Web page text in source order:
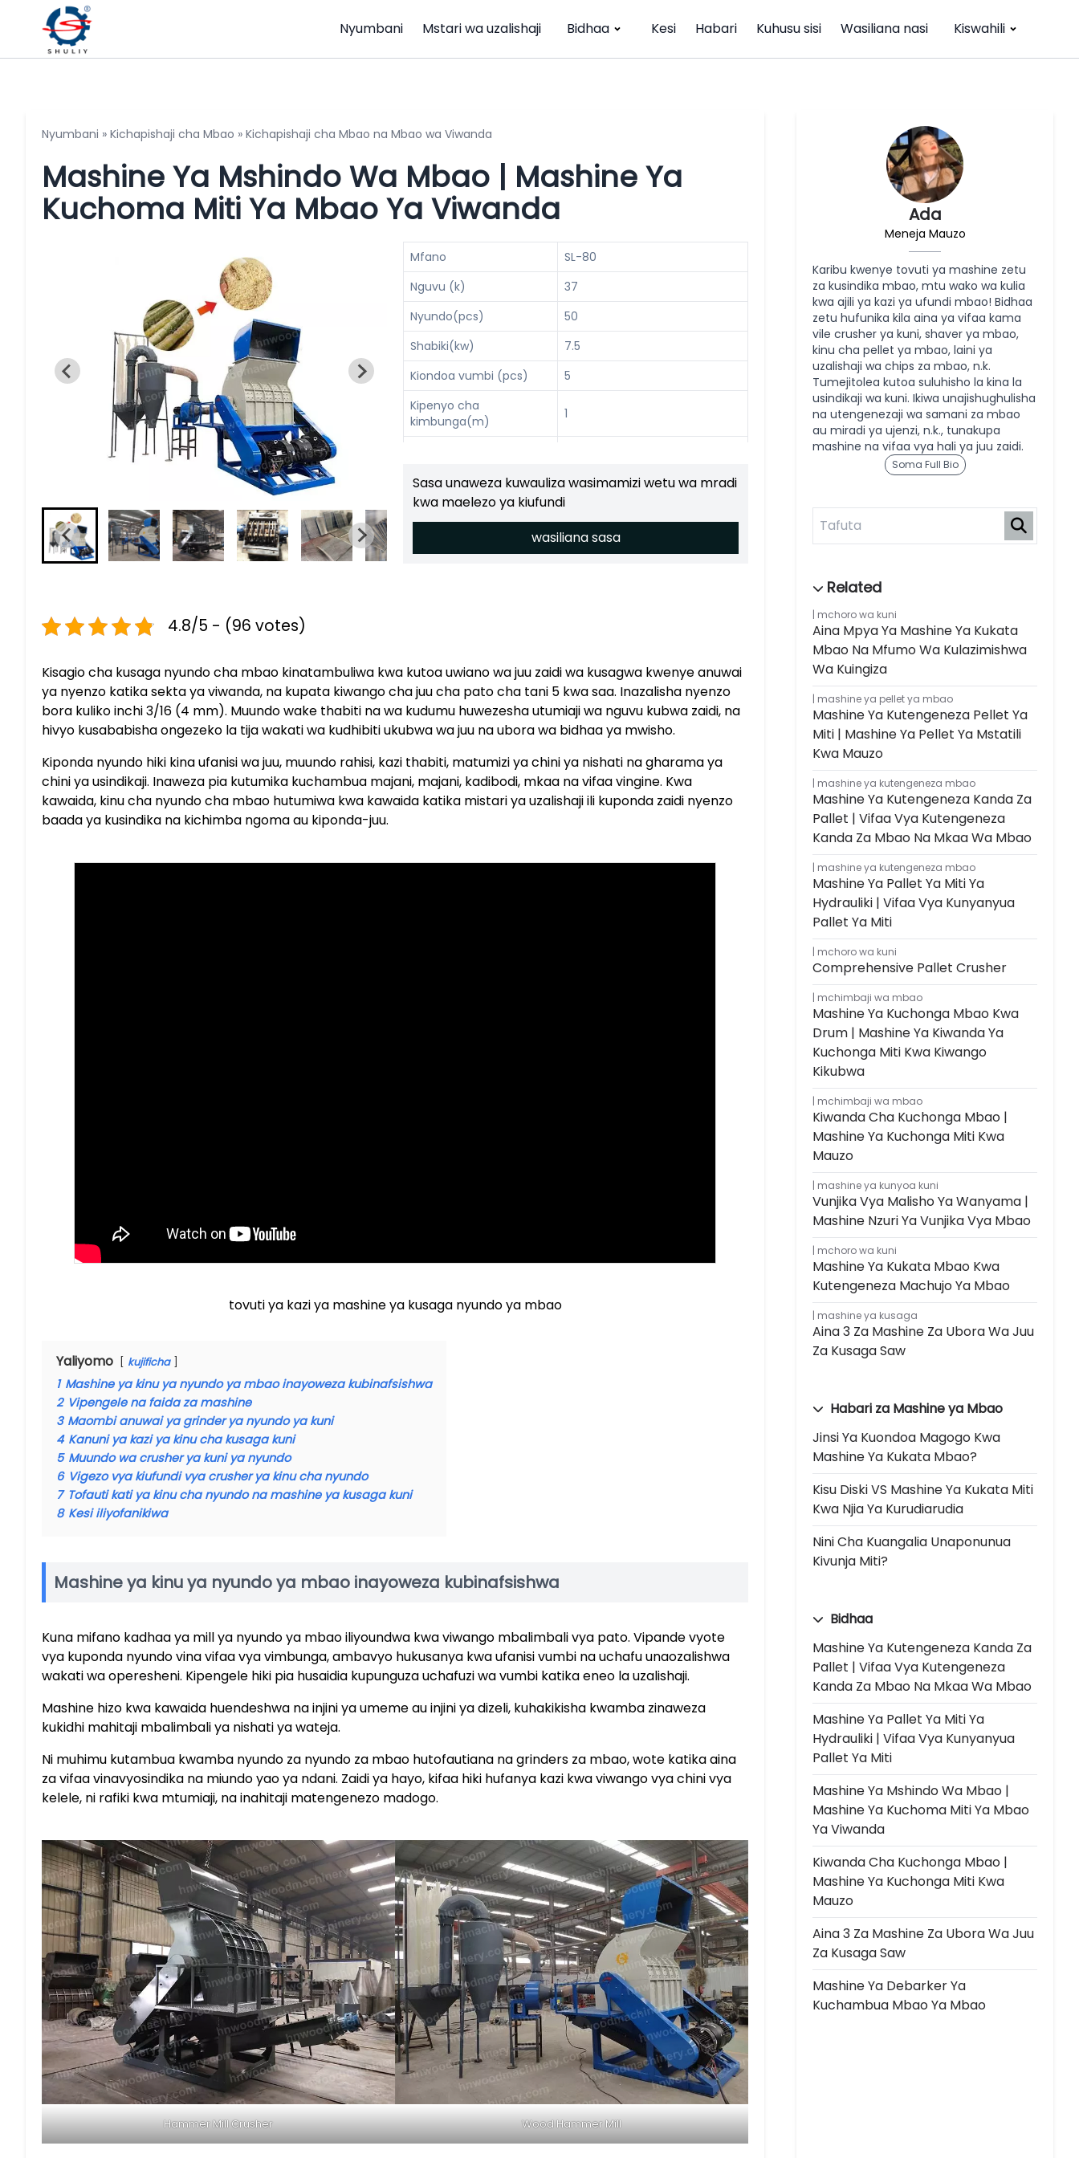
Nyumbani Mstari wa uzalishaji Bidhaa Kesi Habari Kuhusu sisi Wasiliana nasi Kiswahili
Nyumbani » Kichapishaji cha Mbao » Kichapishaji cha Mbao na Mbao wa Viwanda
Mashine Ya Mshindo Wa Mbao | Mashine Ya
Kuchoma Miti Ya Mbao Ya Viwanda
Mfano
SL-80
Nguvu (k)
37
Nyundo(pcs)
50
Shabiki(kw)
7.5
Kiondoa vumbi (pcs)
5
Kipenyo cha
kimbunga(m)
1
Sasa unaweza kuwauliza wasimamizi wetu wa mradi
kwa maelezo ya kiufundi
wasiliana sasa
4.8/5 - (96 votes)
Kisagio cha kusaga nyundo cha mbao kinatambuliwa kwa kutoa uwiano wa juu zaidi wa kusagwa kwenye anuwai
ya nyenzo katika sekta ya viwanda, na kupata kiwango cha juu cha pato cha tani 5 kwa saa. Inazalisha nyenzo
bora kuliko inchi 3/16 (4 mm). Muundo wake thabiti na wa kudumu huwezesha utumiaji wa nguvu kubwa zaidi, na
hivyo kusababisha ongezeko la tija wakati wa kudhibiti ukubwa wa juu na ubora wa bidhaa ya mwisho.
Kiponda nyundo hiki kina ufanisi wa juu, muundo rahisi, kazi thabiti, matumizi ya chini ya nishati na gharama ya
chini ya usindikaji. Inaweza pia kutumika kuchambua majani, majani, kadibodi, mkaa na vifaa vingine. Kwa
kawaida, kinu cha nyundo cha mbao hutumiwa kwa kawaida katika mistari ya uzalishaji ili kuponda zaidi nyenzo
baada ya kusindika na kichimba ngoma au kiponda-juu.
tovuti ya kazi ya mashine ya kusaga nyundo ya mbao
Yaliyomo kujificha
1 Mashine ya kinu ya nyundo ya mbao inayoweza kubinafsishwa
2 Vipengele na faida za mashine
3 Maombi anuwai ya grinder ya nyundo ya kuni
4 Kanuni ya kazi ya kinu cha kusaga kuni
5 Muundo wa crusher ya kuni ya nyundo
6 Vigezo vya kiufundi vya crusher ya kinu cha nyundo
7 Tofauti kati ya kinu cha nyundo na mashine ya kusaga kuni
8 Kesi iliyofanikiwa
Mashine ya kinu ya nyundo ya mbao inayoweza kubinafsishwa
Kuna mifano kadhaa ya mill ya nyundo ya mbao iliyoundwa kwa viwango mbalimbali vya pato. Vipande vyote
vya kuponda nyundo vina vifaa vya vimbunga, ambavyo hukusanya kwa ufanisi vumbi na uchafu unaozalishwa
wakati wa operesheni. Kipengele hiki pia husaidia kupunguza uchafuzi wa vumbi katika eneo la uzalishaji.
Mashine hizo kwa kawaida huendeshwa na injini ya umeme au injini ya dizeli, kuhakikisha kwamba zinaweza
kukidhi mahitaji mbalimbali ya nishati ya wateja.
Ni muhimu kutambua kwamba nyundo za nyundo za mbao hutofautiana na grinders za mbao, wote katika aina
za vifaa vinavyosindika na miundo yao ya ndani. Zaidi ya hayo, kifaa hiki hufanya kazi kwa viwango vya chini vya
kelele, ni rafiki kwa mtumiaji, na inahitaji matengenezo madogo.
Hammer Mill Crusher Wood Hammer Mill
Ada
Meneja Mauzo
Karibu kwenye tovuti ya mashine zetu
za kusindika mbao, mtu wako wa kulia
kwa ajili ya kazi ya ufundi mbao! Bidhaa
zetu hufunika kila aina ya vifaa kama
vile crusher ya kuni, shaver ya mbao,
kinu cha pellet ya mbao, laini ya
uzalishaji wa chips za mbao, n.k.
Tumejitolea kutoa suluhisho la kina la
usindikaji wa kuni. Ikiwa unajishughulisha
na utengenezaji wa samani za mbao
au miradi ya ujenzi, n.k., tunakupa
mashine na vifaa vya hali ya juu zaidi.
Soma Full Bio
mchoro wa kuni
Aina Mpya Ya Mashine Ya Kukata
Mbao Na Mfumo Wa Kulazimishwa
Wa Kuingiza
mashine ya pellet ya mbao
Mashine Ya Kutengeneza Pellet Ya
Miti | Mashine Ya Pellet Ya Mstatili
Kwa Mauzo
mashine ya kutengeneza mbao
Mashine Ya Kutengeneza Kanda Za
Pallet | Vifaa Vya Kutengeneza
Kanda Za Mbao Na Mkaa Wa Mbao
mashine ya kutengeneza mbao
Mashine Ya Pallet Ya Miti Ya
Hydrauliki | Vifaa Vya Kunyanyua
Pallet Ya Miti
mchoro wa kuni
Comprehensive Pallet Crusher
mchimbaji wa mbao
Mashine Ya Kuchonga Mbao Kwa
Drum | Mashine Ya Kiwanda Ya
Kuchonga Miti Kwa Kiwango
Kikubwa
mchimbaji wa mbao
Kiwanda Cha Kuchonga Mbao |
Mashine Ya Kuchonga Miti Kwa
Mauzo
mashine ya kunyoa kuni
Vunjika Vya Malisho Ya Wanyama |
Mashine Nzuri Ya Vunjika Vya Mbao
mchoro wa kuni
Mashine Ya Kukata Mbao Kwa
Kutengeneza Machujo Ya Mbao
mashine ya kusaga
Aina 3 Za Mashine Za Ubora Wa Juu
Za Kusaga Saw
Habari za Mashine ya Mbao
Jinsi Ya Kuondoa Magogo Kwa
Mashine Ya Kukata Mbao?
Kisu Diski VS Mashine Ya Kukata Miti
Kwa Njia Ya Kurudiarudia
Nini Cha Kuangalia Unaponunua
Kivunja Miti?
Bidhaa
Mashine Ya Kutengeneza Kanda Za
Pallet | Vifaa Vya Kutengeneza
Kanda Za Mbao Na Mkaa Wa Mbao
Mashine Ya Pallet Ya Miti Ya
Hydrauliki | Vifaa Vya Kunyanyua
Pallet Ya Miti
Mashine Ya Mshindo Wa Mbao |
Mashine Ya Kuchoma Miti Ya Mbao
Ya Viwanda
Kiwanda Cha Kuchonga Mbao |
Mashine Ya Kuchonga Miti Kwa
Mauzo
Aina 3 Za Mashine Za Ubora Wa Juu
Za Kusaga Saw
Mashine Ya Debarker Ya
Kuchambua Mbao Ya Mbao